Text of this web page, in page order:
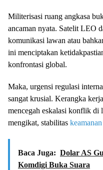
Militerisasi ruang angkasa
ancaman nyata. Satelit LEO
komunikasi lawan atau
ini menciptakan
konfrontasi global.
Maka, urgensi regulasi
sangat krusial. Kerangka
mencegah eskalasi konflik di
mengikat, stabilitas
Baca Juga: Dolar AS
Komdigi Buka Suara